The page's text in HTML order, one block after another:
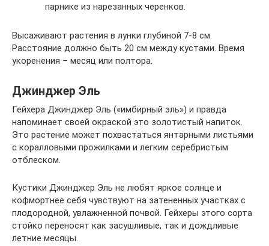
парнике из нарезанных черенков.
Высаживают растения в лунки глубиной 7-8 см.
Расстояние должно быть 20 см между кустами. Время
укоренения – месяц или полтора.
Джинджер Эль
Гейхера Джинджер Эль («имбирный эль») и правда
напоминает своей окраской это золотистый напиток.
Это растение может похвастаться янтарными листьями
с коралловыми прожилками и легким серебристым
отблеском.
Кустики Джинджер Эль не любят яркое солнце и
кофмортнее себя чувствуют на затененных участках с
плодородной, увлажненной почвой. Гейхеры этого сорта
стойко переносят как засушливые, так и дождливые
летние месяцы.